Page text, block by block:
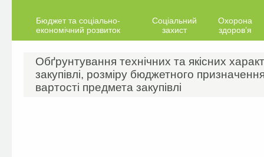
Бюджет та соціально-
економічний розвиток
Соціальний
захист
Охорона
здоров’я
Обґрунтування технічних та якісних
закупівлі, розміру бюджетного
вартості предмета закупівлі